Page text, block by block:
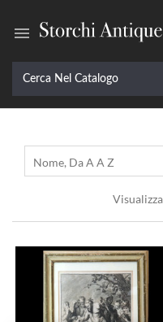

Nome, Da A A Z